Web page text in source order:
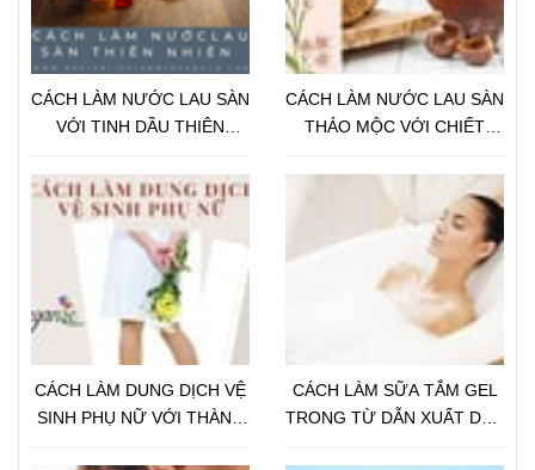
CÁCH LÀM NƯỚC LAU SÀN
VỚI TINH DẦU THIÊN
CÁCH LÀM NƯỚC LAU SÀN
THẢO MỘC VỚI CHIẾT
CÁCH LÀM DUNG DỊCH VỆ
SINH PHỤ NỮ VỚI THÀNH
CÁCH LÀM SỮA TẮM GEL
TRONG TỪ DẪN XUẤT DẦU